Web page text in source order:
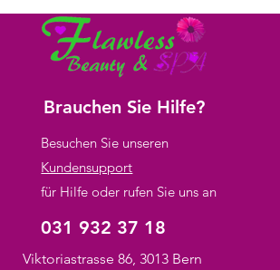
Brauchen Sie Hilfe?
Besuchen Sie unseren
Kundensupport
für Hilfe oder rufen Sie uns an
031 932 37 18
Viktoriastrasse 86, 3013 Bern